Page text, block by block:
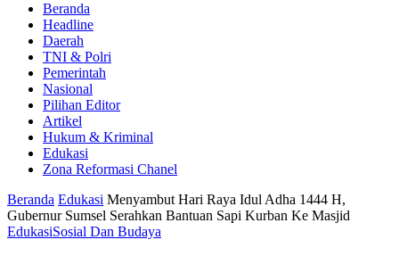
Beranda
Headline
Daerah
TNI & Polri
Pemerintah
Nasional
Pilihan Editor
Artikel
Hukum & Kriminal
Edukasi
Zona Reformasi Chanel
Beranda Edukasi Menyambut Hari Raya Idul Adha 1444 H,
Gubernur Sumsel Serahkan Bantuan Sapi Kurban Ke Masjid
EdukasiSosial Dan Budaya